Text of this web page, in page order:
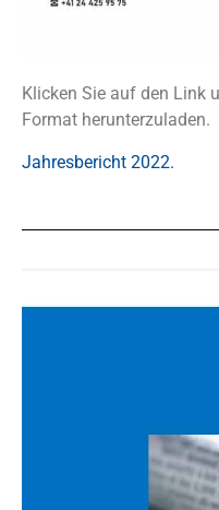
Klicken Sie auf den Link
Format herunterzuladen.
Jahresbericht 2022.